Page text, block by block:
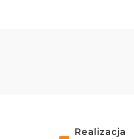
Realizacja